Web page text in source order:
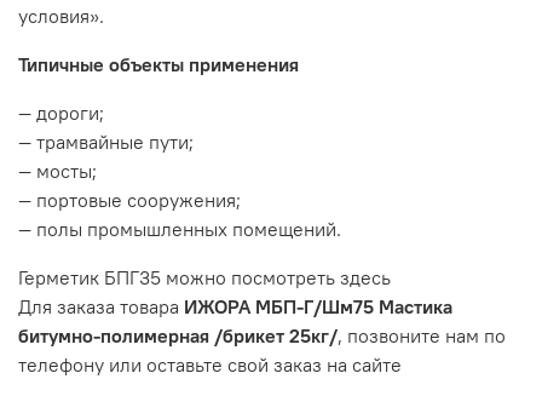
условия».
Типичные объекты применения
— дороги;
— трамвайные пути;
— мосты;
— портовые сооружения;
— полы промышленных помещений.
Герметик БПГ35 можно посмотреть здесь
Для заказа товара ИЖОРА МБП-Г/Шм75 Мастика
битумно-полимерная /брикет 25кг/, позвоните нам по
телефону или оставьте свой заказ на сайте